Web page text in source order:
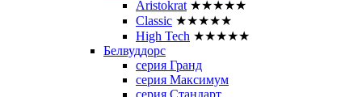
Aristokrat ★★★★★
Classic ★★★★★
High Tech ★★★★★
Белвуддорс
серия Гранд
серия Максимум
серия Стандарт